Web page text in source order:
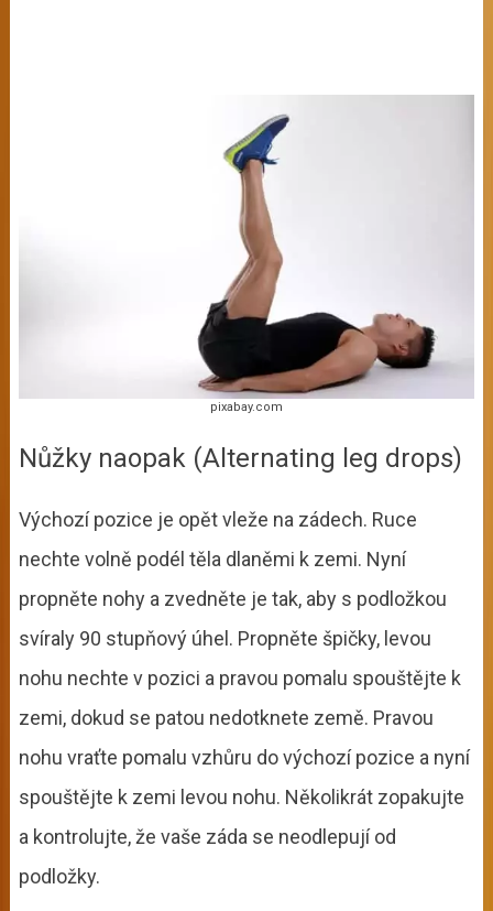
pixabay.com
Nůžky naopak (Alternating leg drops)
Výchozí pozice je opět vleže na zádech. Ruce
nechte volně podél těla dlaněmi k zemi. Nyní
propněte nohy a zvedněte je tak, aby s podložkou
svíraly 90 stupňový úhel. Propněte špičky, levou
nohu nechte v pozici a pravou pomalu spouštějte k
zemi, dokud se patou nedotknete země. Pravou
nohu vraťte pomalu vzhůru do výchozí pozice a nyní
spouštějte k zemi levou nohu. Několikrát zopakujte
a kontrolujte, že vaše záda se neodlepují od
podložky.